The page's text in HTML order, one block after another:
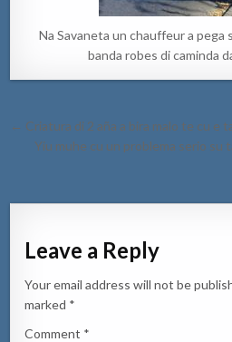
Na Savaneta un chauffeur a pega
banda robes di caminda
Post
navigation
← Criatura di 2 aña a bira malo te cu e
Yiu muhe cu un problema serio su
Leave a Reply
Your email address will not be
marked *
Comment *